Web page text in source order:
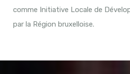
comme Initiative Locale de
par la Région bruxelloise.